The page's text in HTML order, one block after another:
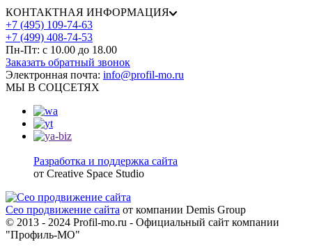
КОНТАКТНАЯ ИНФОРМАЦИЯ
+7 (495) 109-74-63
+7 (499) 408-74-53
Пн-Пт: с 10.00 до 18.00
Заказать обратный звонок
Электронная почта: info@profil-mo.ru
МЫ В СОЦСЕТЯХ
Разработка и поддержка сайта
от Creative Space Studio
Сео продвижение сайта от компании Demis Group
© 2013 - 2024 Profil-mo.ru - Официальный сайт компании
"Профиль-МО"